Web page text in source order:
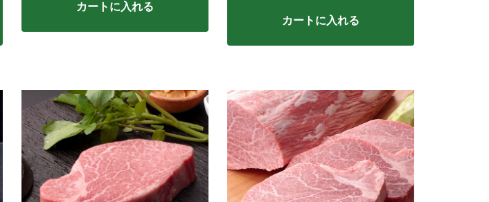
カートに入れる
カートに入れる